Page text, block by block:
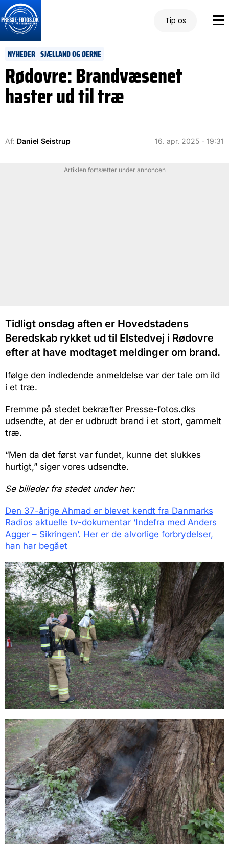
Tip os
NYHEDER SJÆLLAND OG ØERNE
Rødovre: Brandvæsenet
haster ud til træ
Af: Daniel Seistrup 16. apr. 2025 - 19:31
Artiklen fortsætter under annoncen
Tidligt onsdag aften er Hovedstadens
Beredskab rykket ud til Elstedvej i Rødovre
efter at have modtaget meldinger om brand.
Ifølge den indledende anmeldelse var der tale om ild
i et træ.
Fremme på stedet bekræfter Presse-fotos.dks
udsendte, at der er udbrudt brand i et stort, gammelt
træ.
“Men da det først var fundet, kunne det slukkes
hurtigt,” siger vores udsendte.
Se billeder fra stedet under her:
Den 37-årige Ahmad er blevet kendt fra Danmarks
Radios aktuelle tv-dokumentar ‘Indefra med Anders
Agger – Sikringen’. Her er de alvorlige forbrydelser,
han har begået